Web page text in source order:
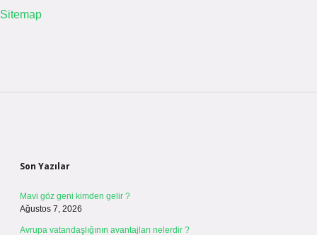
Sitemap
Son Yazılar
Mavi göz geni kimden gelir ?
Ağustos 7, 2026
Avrupa vatandaşlığının avantajları nelerdir ?